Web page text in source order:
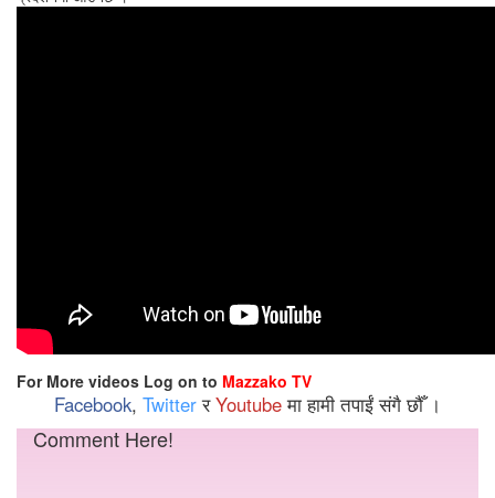
For More videos Log on to Mazzako TV
Facebook, TwitterरYoutubeमा हामी तपाईं संगै छौँ ।
Comment Here!